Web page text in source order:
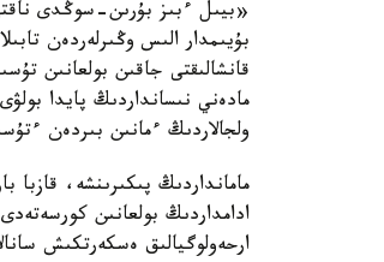
«بيىل ءبىز بۇرىن-سوڭدى
بۇيىمدار الىس وڭىرلەردەن
قانشالىقتى جاقىن بولعانىن
مادەني نىسانداردىڭ پايدا
ولجالاردىڭ ءمانىن بىردەن
مامانداردىڭ پىكىرىنشە، قازبا
ادامداردىڭ بولعانىن
ارحەولوگيالىق ەسكەرتكىش